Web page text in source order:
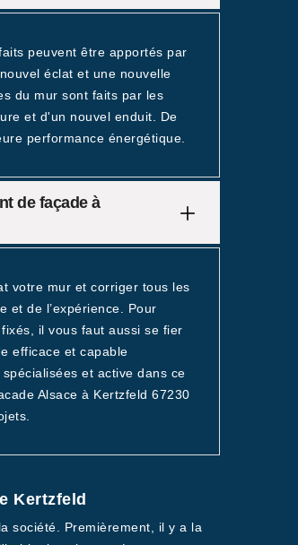
peuvent être apportés par
éclat et une nouvelle
du mur sont faits par les
et d'un nouvel enduit. De
performance énergétique.
de façade à
votre mur et corriger tous les
et de l’expérience. Pour
il vous faut aussi se fier
efficace et capable
et active dans ce
Alsace à Kertzfeld 67230
Kertzfeld
société. Premièrement, il y a la